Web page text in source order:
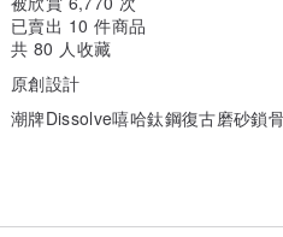
已賣出 10 件商品
共 80 人收藏
原創設計
潮牌Dissolve嘻哈鈦鋼復古磨砂鎖